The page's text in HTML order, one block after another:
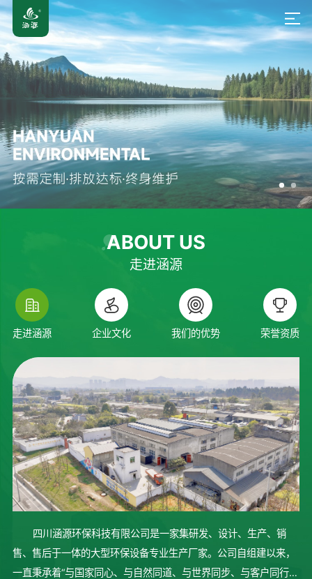
ABOUT US
走进涵源
走进涵源 企业文化 我们的优势 荣誉资质
四川涵源环保科技有限公司是一家集研发、设计、生产、销
售、售后于一体的大型环保设备专业生产厂家。公司自组建以来，
一直秉承着“与国家同心、与自然同道、与世界同步、与客户同行”